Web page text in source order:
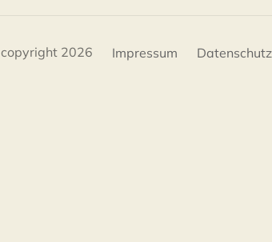
copyright 2026 Impressum Datenschutz